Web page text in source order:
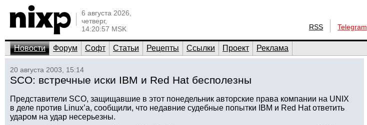
6 августа 2026,
четверг,
14:20:57 MSK
RSS Telegram
Новости Форум Софт Статьи Рецепты Ссылки Проект Реклама
20 августа 2003, 15:14
SCO: встречные иски IBM и Red Hat бесполезны
Представители SCO, защищавшие в этот понедельник авторские права компании на UNIX
в деле против Linux’а, сообщили, что недавние судебные попытки IBM и Red Hat ответить
ударом на удар несерьезны.